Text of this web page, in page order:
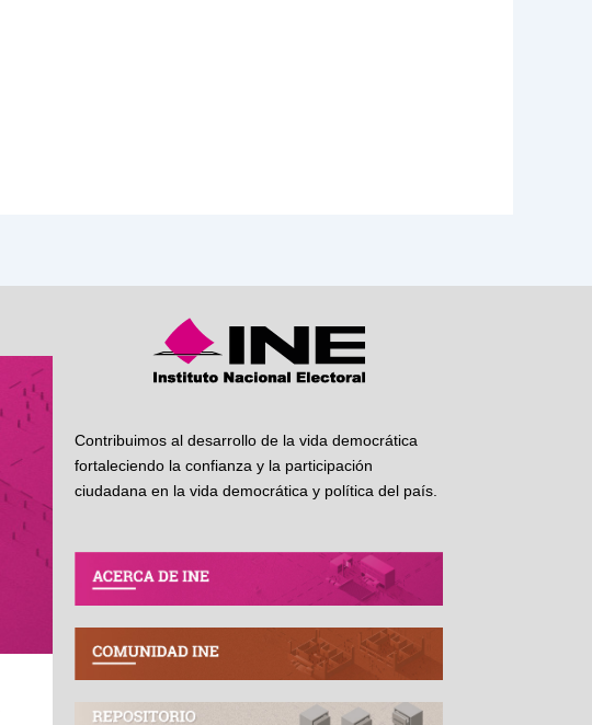
Contribuimos al desarrollo de la vida democrática
fortaleciendo la confianza y la participación
ciudadana en la vida democrática y política del país.